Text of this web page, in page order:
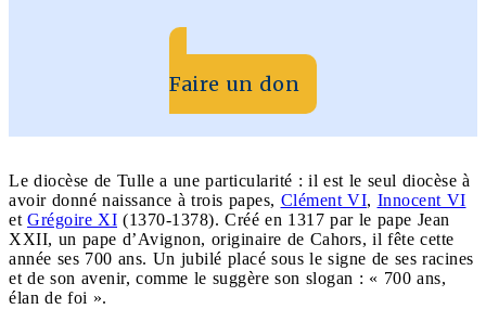
Faire un don
Le diocèse de Tulle a une particularité : il est le seul diocèse à
avoir donné naissance à trois papes, Clément VI, Innocent VI
et Grégoire XI (1370-1378). Créé en 1317 par le pape Jean
XXII, un pape d’Avignon, originaire de Cahors, il fête cette
année ses 700 ans. Un jubilé placé sous le signe de ses racines
et de son avenir, comme le suggère son slogan : « 700 ans,
élan de foi ».